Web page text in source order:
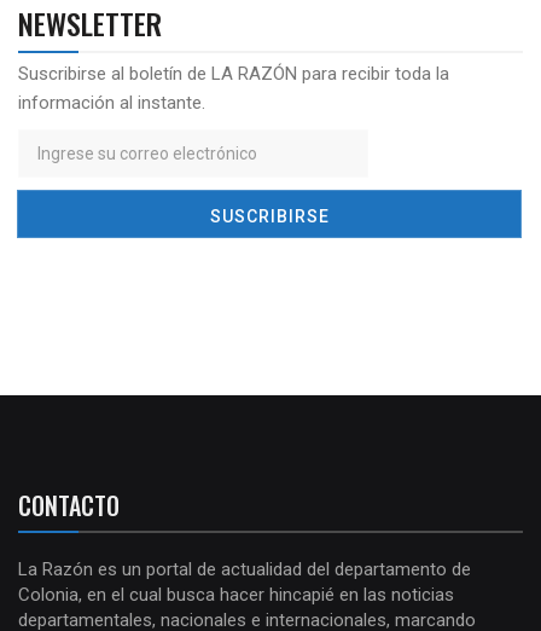
NEWSLETTER
Suscribirse al boletín de LA RAZÓN para recibir toda la
información al instante.
CONTACTO
La Razón es un portal de actualidad del departamento de
Colonia, en el cual busca hacer hincapié en las noticias
departamentales, nacionales e internacionales, marcando